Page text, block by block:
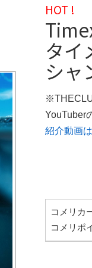
HOT !
タイ
シャ
YouTuber
紹介動画
コメリカ
コメリポ